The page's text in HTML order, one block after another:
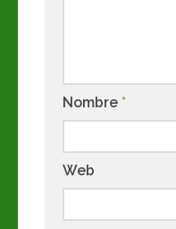
Nombre *
Web